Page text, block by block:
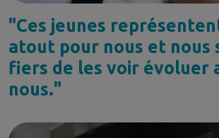
"Ces jeunes
atout pour nous et nous
fiers de les voir évoluer
nous."